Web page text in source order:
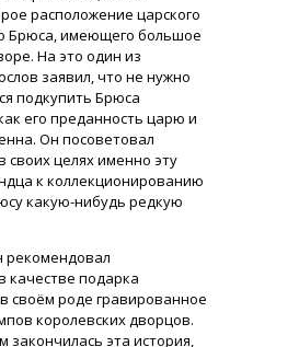
расположение царского
Брюса, имеющего большое
На это один из
заявил, что не нужно
подкупить Брюса
его преданность царю и
Он посоветовал
своих целях именно эту
к коллекционированию
какую-нибудь редкую
рекомендовал
качестве подарка
своём роде гравированное
королевских дворцов.
закончилась эта история,